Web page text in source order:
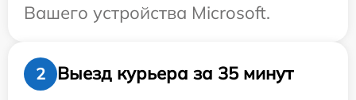
Вашего устройства Microsoft.
2
Выезд курьера за 35 минут